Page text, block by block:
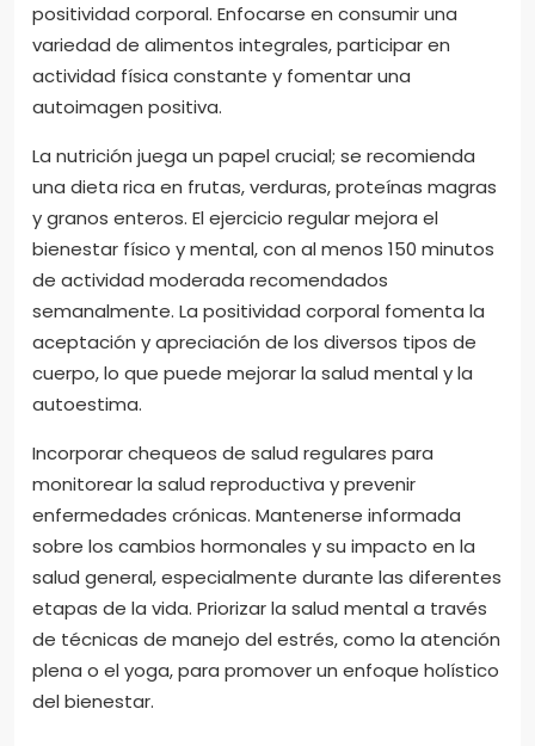
positividad corporal. Enfocarse en consumir una
variedad de alimentos integrales, participar en
actividad física constante y fomentar una
autoimagen positiva.
La nutrición juega un papel crucial; se recomienda
una dieta rica en frutas, verduras, proteínas magras
y granos enteros. El ejercicio regular mejora el
bienestar físico y mental, con al menos 150 minutos
de actividad moderada recomendados
semanalmente. La positividad corporal fomenta la
aceptación y apreciación de los diversos tipos de
cuerpo, lo que puede mejorar la salud mental y la
autoestima.
Incorporar chequeos de salud regulares para
monitorear la salud reproductiva y prevenir
enfermedades crónicas. Mantenerse informada
sobre los cambios hormonales y su impacto en la
salud general, especialmente durante las diferentes
etapas de la vida. Priorizar la salud mental a través
de técnicas de manejo del estrés, como la atención
plena o el yoga, para promover un enfoque holístico
del bienestar.